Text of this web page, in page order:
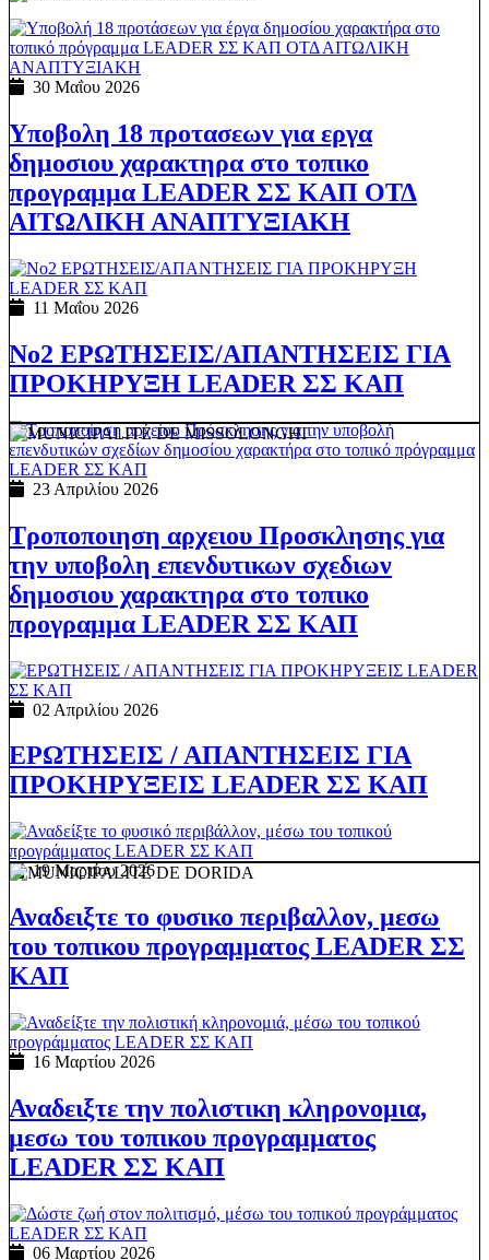
30 Μαΐου 2026
Υποβολη 18 προτασεων για εργα
δημοσιου χαρακτηρα στο τοπικο
προγραμμα LEADER ΣΣ ΚΑΠ ΟΤΔ
ΑΙΤΩΛΙΚΗ ΑΝΑΠΤΥΞΙΑΚΗ
11 Μαΐου 2026
Νο2 ΕΡΩΤΗΣΕΙΣ/ΑΠΑΝΤΗΣΕΙΣ ΓΙΑ
ΠΡΟΚΗΡΥΞΗ LEADER ΣΣ ΚΑΠ
23 Απριλίου 2026
Τροποποιηση αρχειου Προσκλησης για
την υποβολη επενδυτικων σχεδιων
δημοσιου χαρακτηρα στο τοπικο
προγραμμα LEADER ΣΣ ΚΑΠ
02 Απριλίου 2026
ΕΡΩΤΗΣΕΙΣ / ΑΠΑΝΤΗΣΕΙΣ ΓΙΑ
ΠΡΟΚΗΡΥΞΕΙΣ LEADER ΣΣ ΚΑΠ
19 Μαρτίου 2026
Αναδειξτε το φυσικο περιβαλλον, μεσω
του τοπικου προγραμματος LEADER ΣΣ
ΚΑΠ
16 Μαρτίου 2026
Αναδειξτε την πολιστικη κληρονομια,
μεσω του τοπικου προγραμματος
LEADER ΣΣ ΚΑΠ
06 Μαρτίου 2026